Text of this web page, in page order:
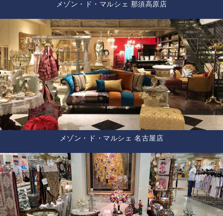
メゾン・ド・マルシェ 那須高原店
メゾン・ド・マルシェ 名古屋店